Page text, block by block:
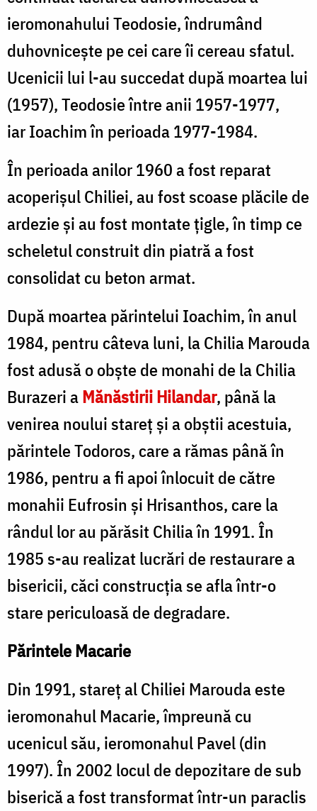
ieromonahului Teodosie, îndrumând
duhovnicește pe cei care îi cereau sfatul.
Ucenicii lui l-au succedat după moartea lui
(1957), Teodosie între anii 1957-1977,
iar Ioachim în perioada 1977-1984.
În perioada anilor 1960 a fost reparat
acoperișul Chiliei, au fost scoase plăcile de
ardezie și au fost montate țigle, în timp ce
scheletul construit din piatră a fost
consolidat cu beton armat.
După moartea părintelui Ioachim, în anul
1984, pentru câteva luni, la Chilia Marouda
fost adusă o obște de monahi de la Chilia
Burazeri aMănăstirii Hilandar, până la
venirea noului stareț și a obștii acestuia,
părintele Todoros, care a rămas până în
1986, pentru a fi apoi înlocuit de către
monahii Eufrosin și Hrisanthos, care la
rândul lor au părăsit Chilia în 1991. În
1985 s-au realizat lucrări de restaurare a
bisericii, căci construcția se afla într-o
stare periculoasă de degradare.
Părintele Macarie
Din 1991, stareț al Chiliei Marouda este
ieromonahul Macarie, împreună cu
ucenicul său, ieromonahul Pavel (din
1997). În 2002 locul de depozitare de sub
biserică a fost transformat într-un paraclis